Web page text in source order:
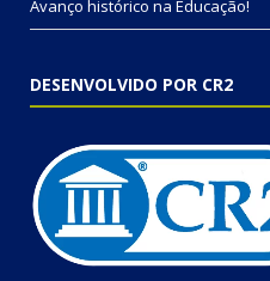
Avanço histórico na Educação!
DESENVOLVIDO POR CR2